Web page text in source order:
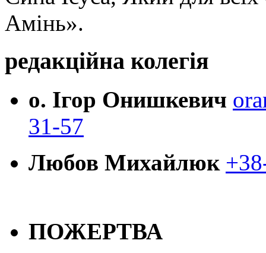
Амінь».
редакційна колегія
о. Ігор Онишкевич
31-57
Любов Михайлюк
ПОЖЕРТВА